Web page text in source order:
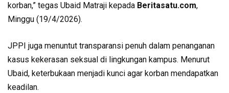
korban,” tegas Ubaid Matraji kepada Beritasatu.com,
Minggu (19/4/2026).
JPPI juga menuntut transparansi penuh dalam penanganan
kasus kekerasan seksual di lingkungan kampus. Menurut
Ubaid, keterbukaan menjadi kunci agar korban mendapatkan
keadilan.